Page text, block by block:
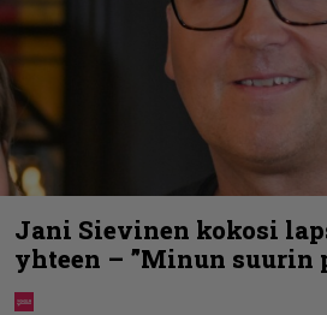
Jani Sievinen kokosi
yhteen – ”Minun suurin